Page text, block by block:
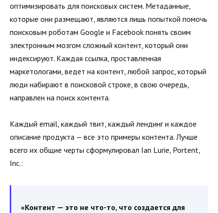
оптимизировать для поисковых систем. Метаданные,
которые они размещают, являются лишь попыткой помочь
поисковым роботам Google и Facebook понять своим
электронным мозгом сложный контент, который они
индексируют. Каждая ссылка, проставленная
маркетологами, ведет на контент, любой запрос, который
люди набирают в поисковой строке, в свою очередь,
направлен на поиск контента.
Каждый email, каждый твит, каждый лендинг и каждое
описание продукта — все это примеры контента. Лучше
всего их общие черты сформулировал Ian Lurie, Portent,
Inc.:
«Контент — это не что-то, что создается для